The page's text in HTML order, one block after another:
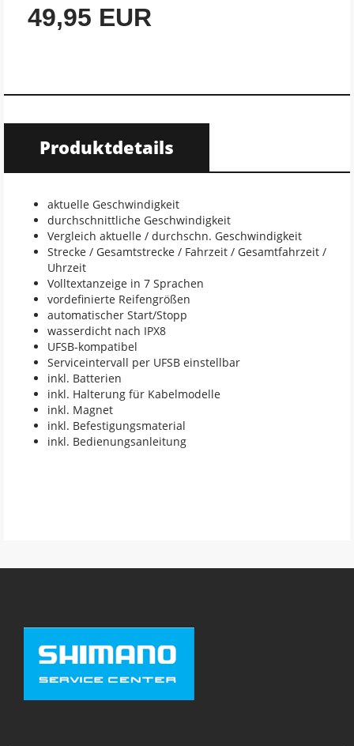
49,95 EUR
Produktdetails
aktuelle Geschwindigkeit
durchschnittliche Geschwindigkeit
Vergleich aktuelle / durchschn. Geschwindigkeit
Strecke / Gesamtstrecke / Fahrzeit / Gesamtfahrzeit /
Uhrzeit
Volltextanzeige in 7 Sprachen
vordefinierte Reifengrößen
automatischer Start/Stopp
wasserdicht nach IPX8
UFSB-kompatibel
Serviceintervall per UFSB einstellbar
inkl. Batterien
inkl. Halterung für Kabelmodelle
inkl. Magnet
inkl. Befestigungsmaterial
inkl. Bedienungsanleitung